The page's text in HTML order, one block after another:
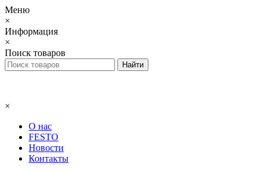
Меню
×
Информация
×
Поиск товаров
×
О нас
FESTO
Новости
Контакты